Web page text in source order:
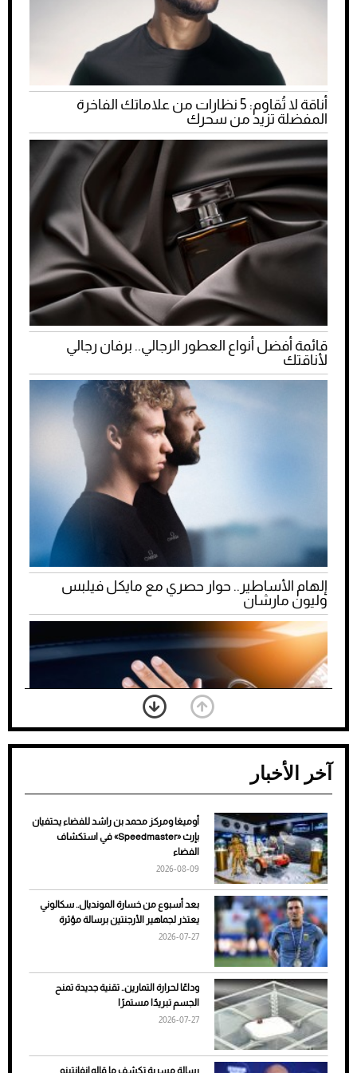
أناقة لا تُقاوم: 5 نظارات من علاماتك الفاخرة
المفضلة تزيد من سحرك
قائمة أفضل أنواع العطور الرجالي.. برفان رجالي
لأناقتك
إلهام الأساطير.. حوار حصري مع مايكل فيلبس
وليون مارشان
ضعف تبريد مكيف السيارة عند الوقوف.. أشهر
الأسباب والحلول
7 نصائح لاختيار لون البنطلون المناسب للقميص
آخر الأخبار
أوميغا ومركز محمد بن راشد للفضاء يحتفيان
بإرث «Speedmaster» في استكشاف
الفضاء
2026-08-09
بعد أسبوع من خسارة المونديال.. سكالوني
يعتذر لجماهير الأرجنتين برسالة مؤثرة
2026-07-27
وداعًا لحرارة التمارين.. تقنية جديدة تمنح
الجسم تبريدًا مستمرًا
2026-07-27